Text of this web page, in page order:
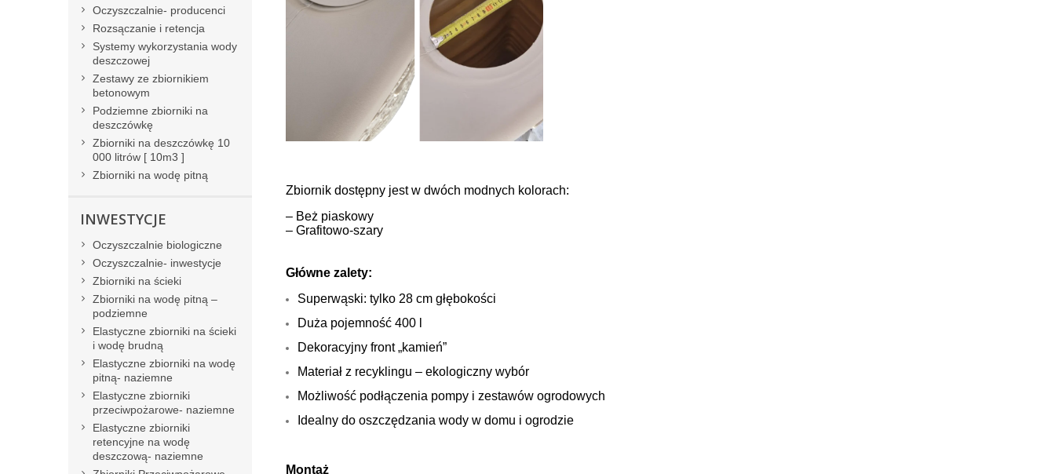
Zbiornik dostępny jest w dwóch modnych kolorach:
– Beż piaskowy
– Grafitowo-szary
Główne zalety:
Superwąski: tylko 28 cm głębokości
Duża pojemność 400 l
Dekoracyjny front „kamień”
Materiał z recyklingu – ekologiczny wybór
Możliwość podłączenia pompy i zestawów ogrodowych
Idealny do oszczędzania wody w domu i ogrodzie
Montaż
Oczyszczalnie- producenci
Rozsączanie i retencja
Systemy wykorzystania wody
deszczowej
Zestawy ze zbiornikiem
betonowym
Podziemne zbiorniki na
deszczówkę
Zbiorniki na deszczówkę 10
000 litrów [ 10m3 ]
Zbiorniki na wodę pitną
INWESTYCJE
Oczyszczalnie biologiczne
Oczyszczalnie- inwestycje
Zbiorniki na ścieki
Zbiorniki na wodę pitną –
podziemne
Elastyczne zbiorniki na ścieki
i wodę brudną
Elastyczne zbiorniki na wodę
pitną- naziemne
Elastyczne zbiorniki
przeciwpożarowe- naziemne
Elastyczne zbiorniki
retencyjne na wodę
deszczową- naziemne